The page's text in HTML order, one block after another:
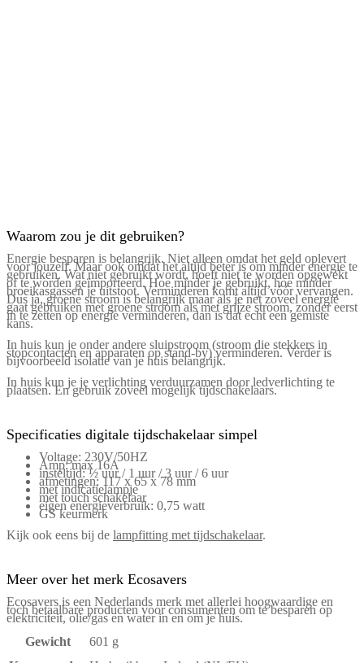
Waarom zou je dit gebruiken?
Energie besparen is belangrijk. Niet alleen omdat het geld oplevert
voor jouzelf. Maar ook omdat het altijd beter is om minder energie te
gebruiken. Wat niet gebruikt wordt, hoeft niet te worden opgewekt
of te worden geïmporteerd. Hoe minder je gebruikt, hoe minder
broeikasgassen je uitstoot. Verminderen komt altijd vóór vervangen.
Dus ja, groene stroom is belangrijk maar als je net zoveel energie
gaat gebruiken met groene stroom als met grijze stroom, zonder eerst
in te zetten op energie verminderen, dan is dat echt een gemiste
kans.
In huis kun je onder andere sluipstroom (stroom die stekkers in
stopcontacten en apparaten op stand-by) verminderen. Verder is
bijvoorbeeld isolatie van je huis belangrijk.
In huis kun je je verlichting verduurzamen door ledverlichting te
plaatsen. En gebruik zoveel mogelijk tijdschakelaars.
Specificaties digitale tijdschakelaar simpel
Voltage: 230V/50HZ
Amp: max 16A
insteltijd: ½ uur / 1 uur / 3 uur / 6 uur
afmetingen: 117 x 65 x 78 mm
met indicatielampje
met touch schakelaar
eigen energieverbruik: 0,75 watt
GS keurmerk
Kijk ook eens bij de lampfitting met tijdschakelaar.
Meer over het merk Ecosavers
Ecosavers is een Nederlands merk met allerlei hoogwaardige en
toch betaalbare producten voor consumenten om te besparen op
elektriciteit, olie/gas en water in en om je huis.
Gewicht
601 g